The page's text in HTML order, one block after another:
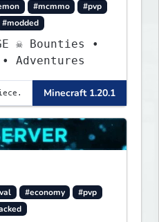
#mcmmo
#pvp
#modded
☠ Bounties •
Adventures
Minecraft 1.20.1
#economy
#pvp